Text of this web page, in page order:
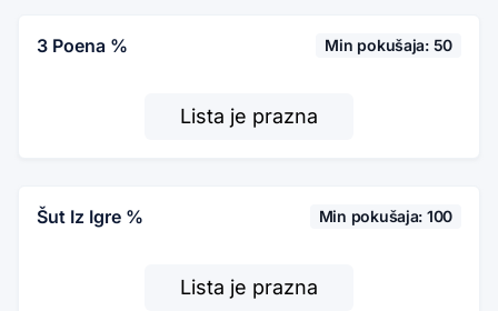
3 Poena % Min pokušaja: 50
Lista je prazna
Šut Iz Igre % Min pokušaja: 100
Lista je prazna